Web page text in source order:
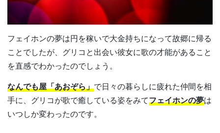
フェイホンの夢は円を稼いで大金持ちになって故郷に帰る
ことでしたが、グリコと出会い彼女に歌の才能があること
を直感でわかったのでしょう。
なんでも屋「あおぞら」で日々の暮らしに疲れた仲間を相
手に、グリコが歌で癒している姿をみてフェイホンの夢は
いつしか変わったのです。